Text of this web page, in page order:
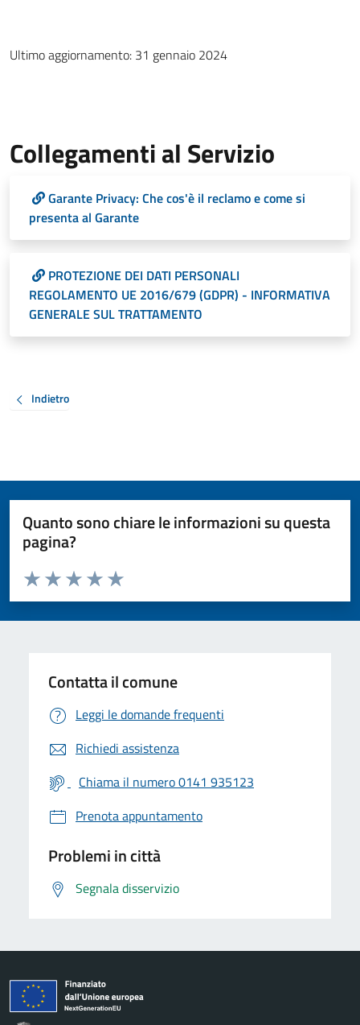
Ultimo aggiornamento: 31 gennaio 2024
Collegamenti al Servizio
Garante Privacy: Che cos'è il reclamo e come si
presenta al Garante
PROTEZIONE DEI DATI PERSONALI
REGOLAMENTO UE 2016/679 (GDPR) - INFORMATIVA
GENERALE SUL TRATTAMENTO
Indietro
Quanto sono chiare le informazioni su questa
pagina?
Valuta da 1 a 5 stelle la pagina
Valuta 5 stelle su 5
Valuta 4 stelle su 5
Valuta 3 stelle su 5
Valuta 2 stelle su 5
Valuta 1 stelle su 5
Contatta il comune
Leggi le domande frequenti
Richiedi assistenza
Chiama il numero 0141 935123
Prenota appuntamento
Problemi in città
Segnala disservizio